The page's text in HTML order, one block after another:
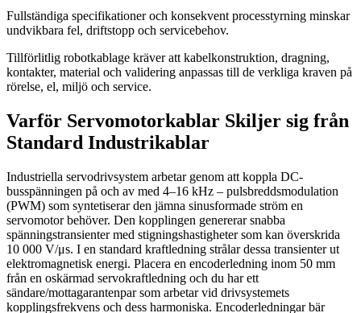
Fullständiga specifikationer och konsekvent processtyrning minskar
undvikbara fel, driftstopp och servicebehov.
Tillförlitlig robotkablage kräver att kabelkonstruktion, dragning,
kontakter, material och validering anpassas till de verkliga kraven på
rörelse, el, miljö och service.
Varför Servomotorkablar Skiljer sig från
Standard Industrikablar
Industriella servodrivsystem arbetar genom att koppla DC-
busspänningen på och av med 4–16 kHz – pulsbreddsmodulation
(PWM) som syntetiserar den jämna sinusformade ström en
servomotor behöver. Den kopplingen genererar snabba
spänningstransienter med stigningshastigheter som kan överskrida
10 000 V/μs. I en standard kraftledning strålar dessa transienter ut
elektromagnetisk energi. Placera en encoderledning inom 50 mm
från en oskärmad servokraftledning och du har ett
sändare/mottagarantenpar som arbetar vid drivsystemets
kopplingsfrekvens och dess harmoniska. Encoderledningar bär